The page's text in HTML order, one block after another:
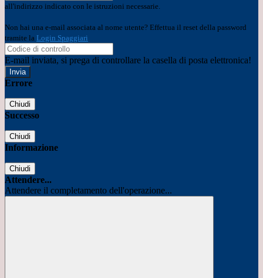
all'indirizzo indicato con le istruzioni necessarie.
Non hai una e-mail associata al nome utente? Effettua il reset della password
tramite la Login Spaggiari
E-mail inviata, si prega di controllare la casella di posta elettronica!
Errore
Chiudi
Successo
Chiudi
Informazione
Chiudi
Attendere...
Attendere il completamento dell'operazione...